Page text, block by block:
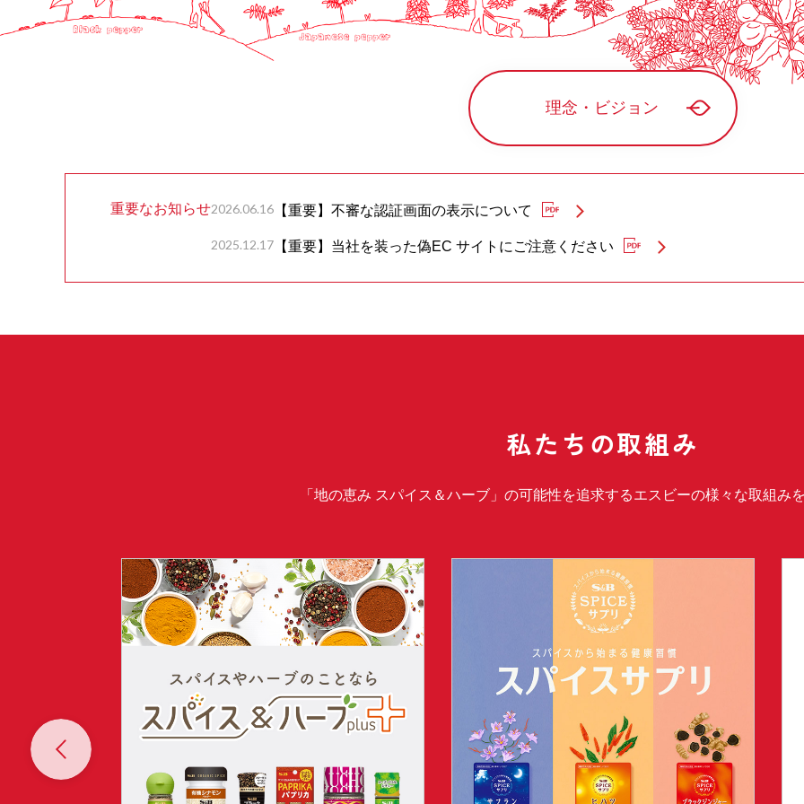
理念・ビジョン
重要なお知らせ2026.06.16 【重要】不審な認証画面の表示について
2025.12.17 【重要】当社を装った偽EC サイトにご注意ください
私たちの取組み
「地の恵み スパイス＆ハーブ」の可能性を追求するエスビーの様々な取組み